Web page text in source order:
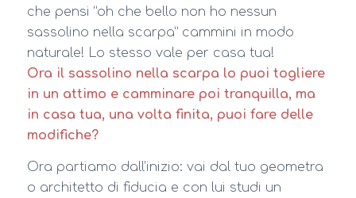
che pensi “oh che bello non ho nessun
sassolino nella scarpa” cammini in modo
naturale! Lo stesso vale per casa tua!
Ora il sassolino nella scarpa lo puoi togliere
in un attimo e camminare poi tranquilla, ma
in casa tua, una volta finita, puoi fare delle
modifiche?
Ora partiamo dall’inizio: vai dal tuo geometra
o architetto di fiducia e con lui studi un